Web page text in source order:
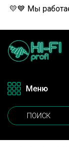
💛💙 Мы
Меню